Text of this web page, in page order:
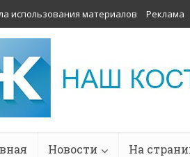
использования материалов Реклама
Новости На